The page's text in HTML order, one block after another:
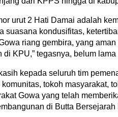
urut 2 Hati Damai adalah
suasana kondusifitas,
riang gembira, yang aman
KPU,” tegasnya, belum lama
kepada seluruh tim
tokoh masyarakat,
Gowa yang telah
di Butta Bersejarah